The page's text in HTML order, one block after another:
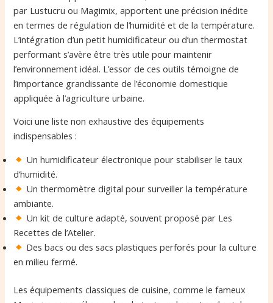
par Lustucru ou Magimix, apportent une précision inédite
en termes de régulation de l’humidité et de la température.
L’intégration d’un petit humidificateur ou d’un thermostat
performant s’avère être très utile pour maintenir
l’environnement idéal. L’essor de ces outils témoigne de
l’importance grandissante de l’économie domestique
appliquée à l’agriculture urbaine.
Voici une liste non exhaustive des équipements
indispensables :
Un humidificateur électronique pour stabiliser le taux
d’humidité.
Un thermomètre digital pour surveiller la température
ambiante.
Un kit de culture adapté, souvent proposé par Les
Recettes de l’Atelier.
Des bacs ou des sacs plastiques perforés pour la culture
en milieu fermé.
Les équipements classiques de cuisine, comme le fameux